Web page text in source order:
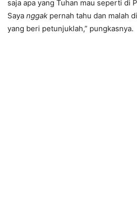
saja apa yang Tuhan mau seperti di
Saya nggak pernah tahu dan malah
yang beri petunjuklah,” pungkasnya.